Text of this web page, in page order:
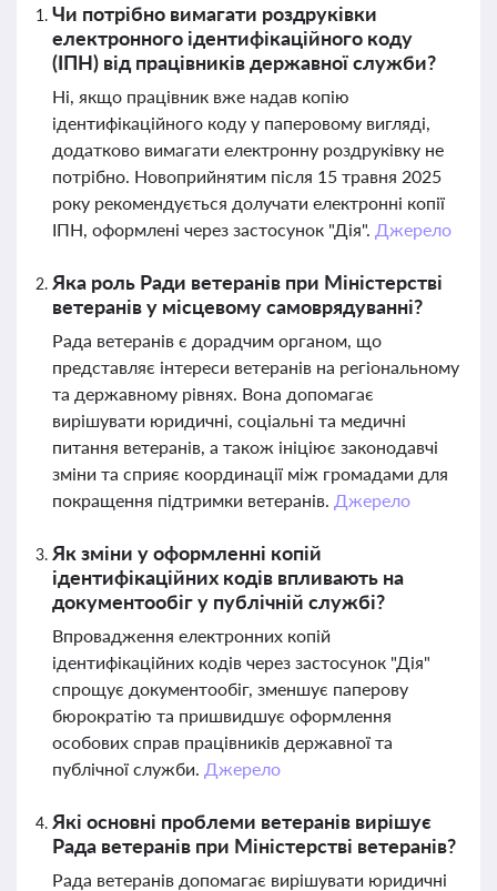
Чи потрібно вимагати роздруківки
електронного ідентифікаційного коду
(ІПН) від працівників державної служби?
Ні, якщо працівник вже надав копію
ідентифікаційного коду у паперовому вигляді,
додатково вимагати електронну роздруківку не
потрібно. Новоприйнятим після 15 травня 2025
року рекомендується долучати електронні копії
ІПН, оформлені через застосунок "Дія". Джерело
Яка роль Ради ветеранів при Міністерстві
ветеранів у місцевому самоврядуванні?
Рада ветеранів є дорадчим органом, що
представляє інтереси ветеранів на регіональному
та державному рівнях. Вона допомагає
вирішувати юридичні, соціальні та медичні
питання ветеранів, а також ініціює законодавчі
зміни та сприяє координації між громадами для
покращення підтримки ветеранів. Джерело
Як зміни у оформленні копій
ідентифікаційних кодів впливають на
документообіг у публічній службі?
Впровадження електронних копій
ідентифікаційних кодів через застосунок "Дія"
спрощує документообіг, зменшує паперову
бюрократію та пришвидшує оформлення
особових справ працівників державної та
публічної служби. Джерело
Які основні проблеми ветеранів вирішує
Рада ветеранів при Міністерстві ветеранів?
Рада ветеранів допомагає вирішувати юридичні